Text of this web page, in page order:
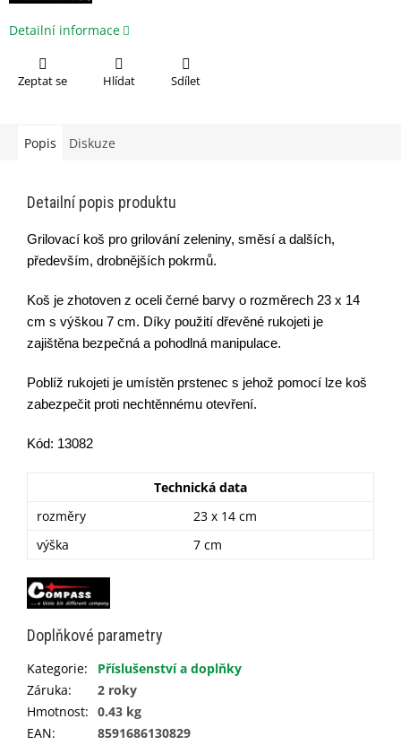
Detailní informace
Zeptat se Hlídat Sdílet
Popis Diskuze
Detailní popis produktu
Grilovací koš pro grilování zeleniny, směsí a dalších,
především, drobnějších pokrmů.
Koš je zhotoven z oceli černé barvy o rozměrech 23 x 14
cm s výškou 7 cm. Díky použití dřevěné rukojeti je
zajištěna bezpečná a pohodlná manipulace.
Poblíž rukojeti je umístěn prstenec s jehož pomocí lze koš
zabezpečit proti nechtěnnému otevření.
Kód: 13082
Technická data
rozměry
23 x 14 cm
výška
7 cm
Doplňkové parametry
Kategorie:
Příslušenství a doplňky
Záruka:
2 roky
Hmotnost: 0.43 kg
EAN: 8591686130829